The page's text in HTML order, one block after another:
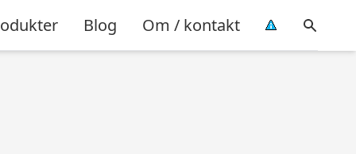
Blog Om / kontakt